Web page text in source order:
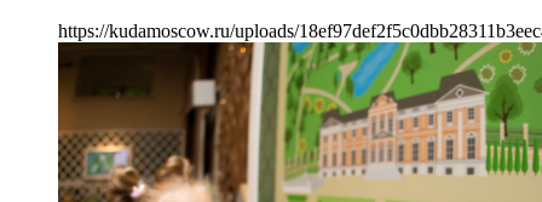
https://kudamoscow.ru/uploads/